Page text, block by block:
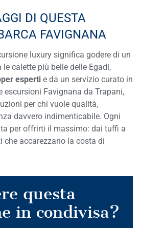
DI QUESTA
FAVIGNANA
luxury significa godere di un
le calette più belle delle Egadi,
esperti e da un servizio curato in
escursioni Favignana da Trapani,
per chi vuole qualità,
davvero indimenticabile. Ogni
per offrirti il massimo: dai tuffi a
che accarezzano la costa di
questa
in condivisa?